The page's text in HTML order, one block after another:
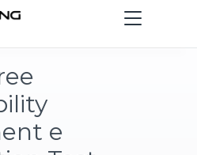
Toggle
navigation
e